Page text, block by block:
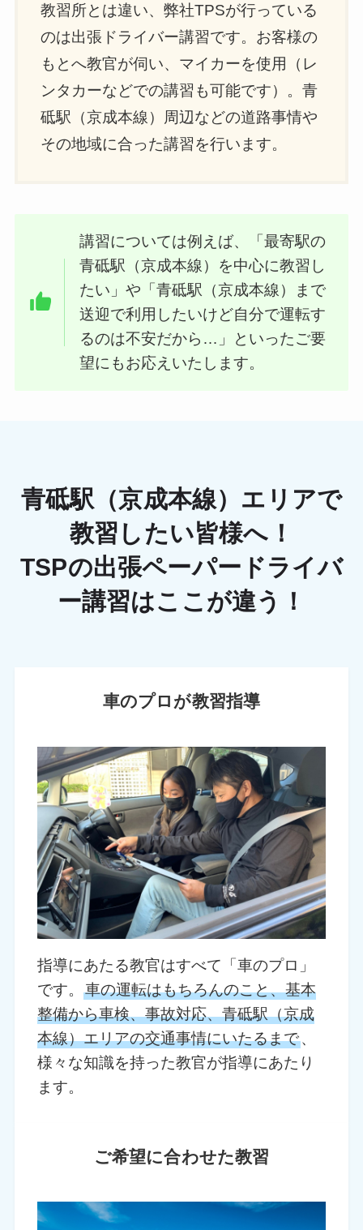
教習所とは違い、弊社TPSが行っている
のは出張ドライバー講習です。お客様の
もとへ教官が伺い、マイカーを使用（レ
ンタカーなどでの講習も可能です）。青
砥駅（京成本線）周辺などの道路事情や
その地域に合った講習を行います。
講習については例えば、「最寄駅の
青砥駅（京成本線）を中心に教習し
たい」や「青砥駅（京成本線）まで
送迎で利用したいけど自分で運転す
るのは不安だから…」といったご要
望にもお応えいたします。
青砥駅（京成本線）エリアで
教習したい皆様へ！
TSPの出張ペーパードライバ
ー講習はここが違う！
車のプロが教習指導
指導にあたる教官はすべて「車のプロ」
です。車の運転はもちろんのこと、基本
整備から車検、事故対応、青砥駅（京成
本線）エリアの交通事情にいたるまで、
様々な知識を持った教官が指導にあたり
ます。
ご希望に合わせた教習